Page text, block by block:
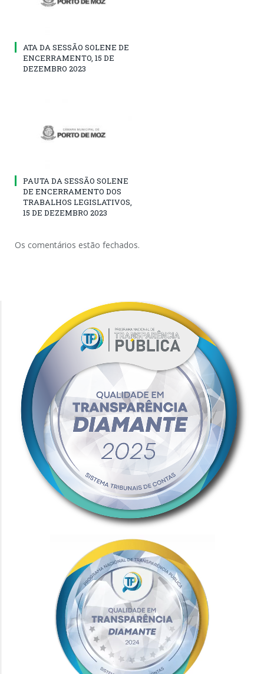
ATA DA SESSÃO SOLENE DE
ENCERRAMENTO, 15 DE
DEZEMBRO 2023
PAUTA DA SESSÃO SOLENE
DE ENCERRAMENTO DOS
TRABALHOS LEGISLATIVOS,
15 DE DEZEMBRO 2023
Os comentários estão fechados.